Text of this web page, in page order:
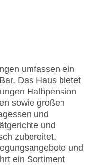
Pool,
am Pool
umfassen ein
Das Haus bietet
Halbpension
sowie großen
und
und
zubereitet.
und
ein Sortiment